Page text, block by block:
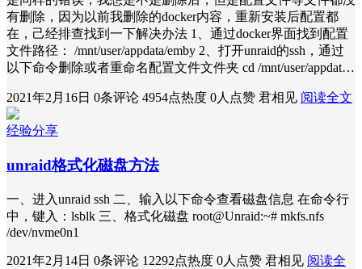
有删除，因为以前我删除的docker内容，重新安装后配置都
在，己经排查找到一下解决办法 1、通过docker界面找到配置
文件路径： /mnt/user/appdata/emby 2、打开unraid的ssh，通过
以下命令删除或者重命名配置文件文件夹 cd /mnt/user/appdat…
2021年2月16日 0条评论 4954点热度 0人点赞 君相见 阅读全文
经验分享
unraid格式化磁盘方法
一、进入unraid ssh 二、输入以下命令查看磁盘信息 在命令行
中，键入：lsblk 三、格式化磁盘 root@Unraid:~# mkfs.nfs
/dev/nvme0n1
2021年2月14日 0条评论 12292点热度 0人点赞 君相见 阅读全